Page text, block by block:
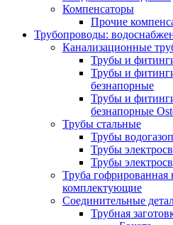
Компенсаторы
Прочие
Трубопроводы:
Канализационные
Трубы и
Трубы и
безнапорные
Трубы и
безнапорные
Трубы стальные
Трубы
Трубы
Трубы
Труба
комплектующие
Соединительные
Трубная